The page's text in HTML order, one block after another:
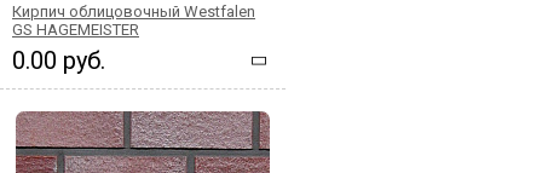
Кирпич облицовочный Westfalen
GS HAGEMEISTER
0.00 руб.